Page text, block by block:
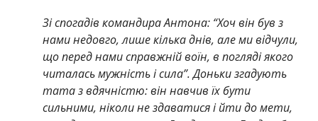
Зі спогадів командира Антона: “Хоч він був з
нами недовго, лише кілька днів, але ми відчули,
що перед нами справжній воїн, в погляді якого
читалась мужність і сила”. Доньки згадують
тата з вдячністю: він навчив їх бути
сильними, ніколи не здаватися і йти до мети,